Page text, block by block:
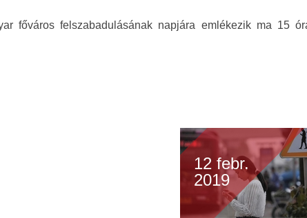
főváros felszabadulásának napjára emlékezik ma 15
12 febr.
2019